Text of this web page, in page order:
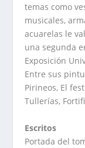
temas como
musicales,
acuarelas le
una segunda
Exposición
Entre sus
Pirineos, El
Tullerías,
Escritos
Portada del